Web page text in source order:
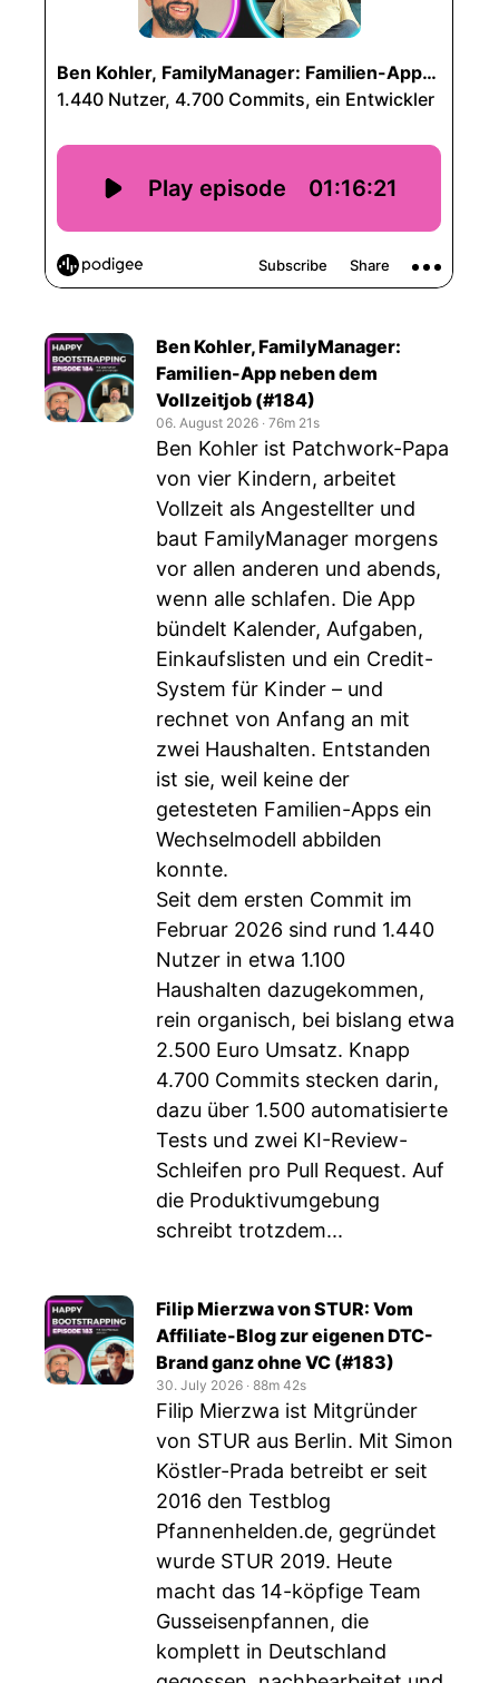
Ben Kohler, FamilyManager:
Familien-App neben dem
Vollzeitjob (#184)
06. August 2026 ‧ 76m 21s
Ben Kohler ist Patchwork-Papa
von vier Kindern, arbeitet
Vollzeit als Angestellter und
baut FamilyManager morgens
vor allen anderen und abends,
wenn alle schlafen. Die App
bündelt Kalender, Aufgaben,
Einkaufslisten und ein Credit-
System für Kinder – und
rechnet von Anfang an mit
zwei Haushalten. Entstanden
ist sie, weil keine der
getesteten Familien-Apps ein
Wechselmodell abbilden
konnte.
Seit dem ersten Commit im
Februar 2026 sind rund 1.440
Nutzer in etwa 1.100
Haushalten dazugekommen,
rein organisch, bei bislang etwa
2.500 Euro Umsatz. Knapp
4.700 Commits stecken darin,
dazu über 1.500 automatisierte
Tests und zwei KI-Review-
Schleifen pro Pull Request. Auf
die Produktivumgebung
schreibt trotzdem...
Filip Mierzwa von STUR: Vom
Affiliate-Blog zur eigenen DTC-
Brand ganz ohne VC (#183)
30. July 2026 ‧ 88m 42s
Filip Mierzwa ist Mitgründer
von STUR aus Berlin. Mit Simon
Köstler-Prada betreibt er seit
2016 den Testblog
Pfannenhelden.de, gegründet
wurde STUR 2019. Heute
macht das 14-köpfige Team
Gusseisenpfannen, die
komplett in Deutschland